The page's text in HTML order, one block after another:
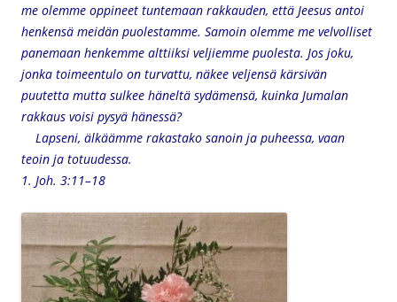
me olemme oppineet tuntemaan rakkauden, että Jeesus antoi
henkensä meidän puolestamme. Samoin olemme me velvolliset
panemaan henkemme alttiiksi veljiemme puolesta. Jos joku,
jonka toimeentulo on turvattu, näkee veljensä kärsivän
puutetta mutta sulkee häneltä sydämensä, kuinka Jumalan
rakkaus voisi pysyä hänessä?
Lapseni, älkäämme rakastako sanoin ja puheessa, vaan
teoin ja totuudessa.
1. Joh. 3:11–18